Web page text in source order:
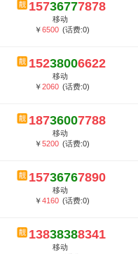
低会...
台...
15736777878
移动
￥6500 (话费:0)
15238006622
移动
￥2060 (话费:0)
18736007788
移动
￥5200 (话费:0)
15736767890
移动
￥4160 (话费:0)
13838388341
移动